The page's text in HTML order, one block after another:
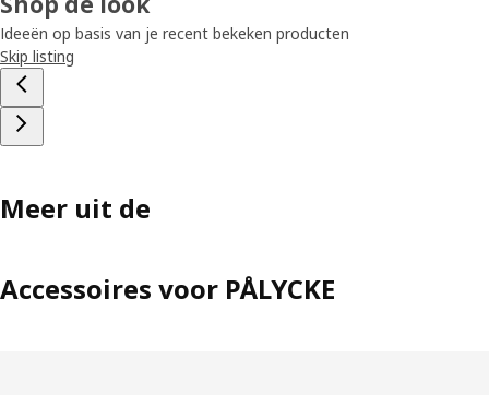
Ideeën op basis van je recent bekeken producten
Skip listing
Meer uit de
Accessoires voor PÅLYCKE